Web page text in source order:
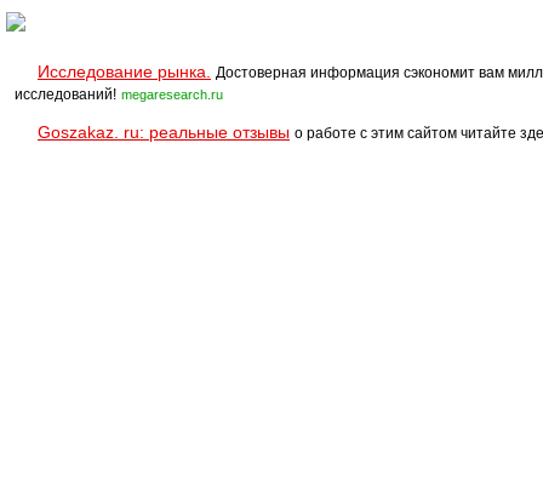
Исследование рынка.
Достоверная информация сэкономит вам
исследований! megaresearch.ru
Goszakaz. ru: реальные отзывы о работе с этим сайтом читайте